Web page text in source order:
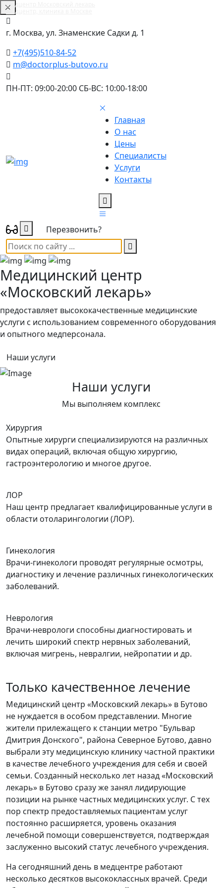
г. Москва, ул. Знаменские Садки д. 1
+7(495)510-84-52
m@doctorplus-butovo.ru
ПН-ПТ: 09:00-20:00 СБ-ВС: 10:00-18:00
Главная
О нас
Цены
Специалисты
Услуги
Контакты
Перезвонить?
Медицинский центр
«Московский лекарь»
предоставляет высококачественные медицинские
услуги с использованием современного оборудования
и опытного медперсонала.
Наши услуги
Наши услуги
Мы выполняем комплекс
Хирургия
Опытные хирурги специализируются на различных
видах операций, включая общую хирургию,
гастроэнтерологию и многое другое.
ЛОР
Наш центр предлагает квалифицированные услуги в
области отоларингологии (ЛОР).
Гинекология
Врачи-гинекологи проводят регулярные осмотры,
диагностику и лечение различных гинекологических
заболеваний.
Неврология
Врачи-неврологи способны диагностировать и
лечить широкий спектр нервных заболеваний,
включая мигрень, невралгии, нейропатии и др.
Только качественное лечение
Медицинский центр «Московский лекарь» в Бутово
не нуждается в особом представлении. Многие
жители прилежащего к станции метро "Бульвар
Дмитрия Донского", района Северное Бутово, давно
выбрали эту медицинскую клинику частной практики
в качестве лечебного учреждения для себя и своей
семьи. Созданный несколько лет назад «Московский
лекарь» в Бутово сразу же занял лидирующие
позиции на рынке частных медицинских услуг. С тех
пор спектр предоставляемых пациентам услуг
постоянно расширяется, уровень оказания
лечебной помощи совершенствуется, подтверждая
заслуженно высокий статус лечебного учреждения.
На сегодняшний день в медцентре работают
несколько десятков высококлассных врачей. Среди
Медцентр Московский лекарь
Медцентр, клиника в Москве